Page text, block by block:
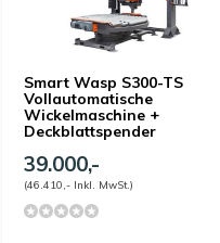
Smart Wasp S300-TS
Vollautomatische
Wickelmaschine +
Deckblattspender
39.000,-
(46.410,- Inkl. MwSt.)